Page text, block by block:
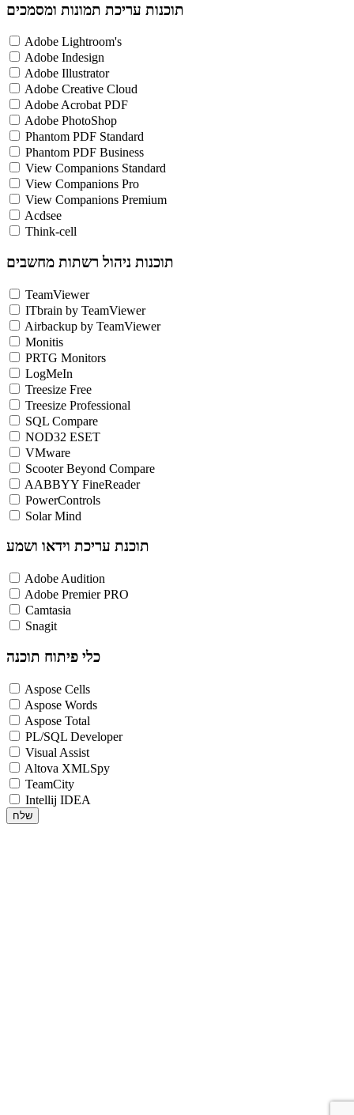
תוכנות עריכת תמונות ומסמכים
Adobe Lightroom's
Adobe Indesign
Adobe Illustrator
Adobe Creative Cloud
Adobe Acrobat PDF
Adobe PhotoShop
Phantom PDF Standard
Phantom PDF Business
View Companions Standard
View Companions Pro
View Companions Premium
Acdsee
Think-cell
תוכנות ניהול רשתות מחשבים
TeamViewer
ITbrain by TeamViewer
Airbackup by TeamViewer
Monitis
PRTG Monitors
LogMeIn
Treesize Free
Treesize Professional
SQL Compare
NOD32 ESET
VMware
Scooter Beyond Compare
AABBYY FineReader
PowerControls
Solar Mind
תוכנת עריכת וידאו ושמע
Adobe Audition
Adobe Premier PRO
Camtasia
Snagit
כלי פיתוח תוכנה
Aspose Cells
Aspose Words
Aspose Total
PL/SQL Developer
Visual Assist
Altova XMLSpy
TeamCity
Intellij IDEA